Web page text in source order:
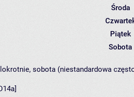
Środa
Piątek
Sobota
sobota (niestandardowa